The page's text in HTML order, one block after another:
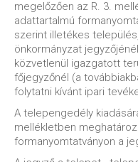
megelőzően az R. 3.
adattartalmú
szerint illetékes
önkormányzat
közvetlenül igazgatott
főjegyzőnél (a
folytatni kívánt ipari
A telepengedély
mellékletben
formanyomtatványon a